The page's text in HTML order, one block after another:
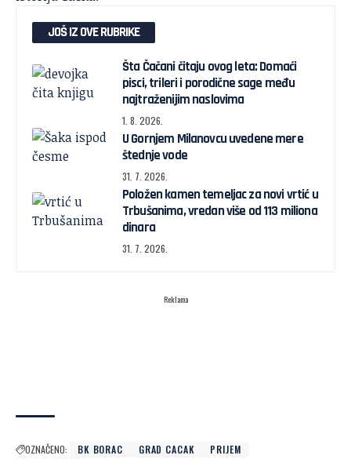
JOŠ IZ OVE RUBRIKE
Šta Čačani čitaju ovog leta: Domaći
pisci, trileri i porodične sage među
najtraženijim naslovima
1. 8. 2026.
U Gornjem Milanovcu uvedene mere
štednje vode
31. 7. 2026.
Položen kamen temeljac za novi vrtić u
Trbušanima, vredan više od 113 miliona
dinara
31. 7. 2026.
Reklama
OZNAČENO: BK BORAC GRAD CACAK
PRIJEM